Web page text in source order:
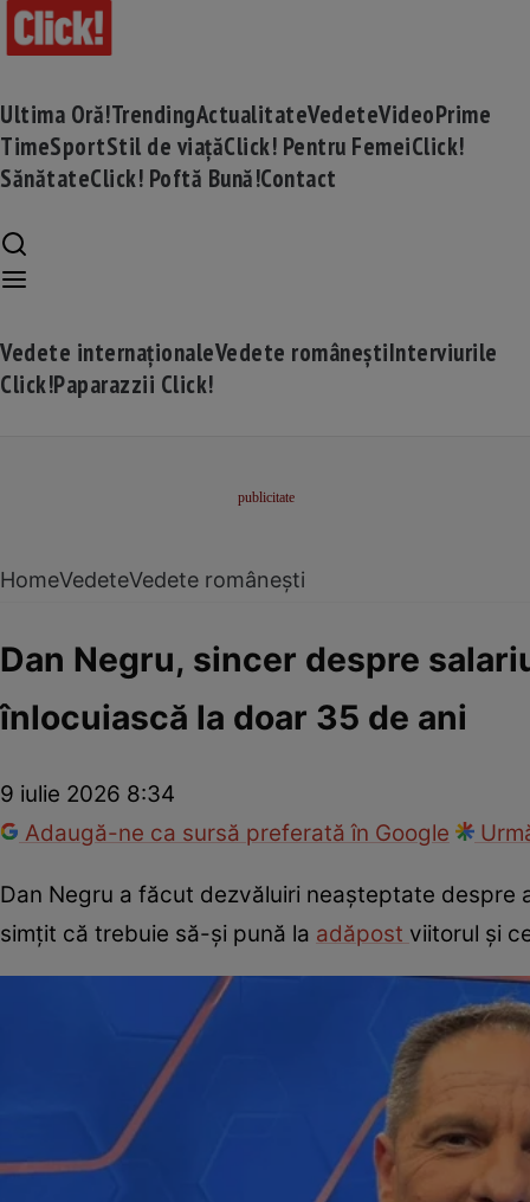
Ultima Oră!TrendingActualitateVedeteVideoPrime
TimeSportStil de viațăClick! Pentru FemeiClick!
SănătateClick! Poftă Bună!Contact
Vedete internaționaleVedete româneștiInterviurile
Click!Paparazzii Click!
HomeVedeteVedete românești
Dan Negru, sincer despre
înlocuiască la doar 35 de ani
9 iulie 2026 8:34
Adaugă-ne ca sursă preferată în Google
Dan Negru a făcut dezvăluiri neașteptate
simțit că trebuie să-și pună la adăpost viitorul și